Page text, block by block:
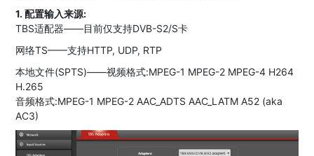
1. 配置输入来源:
TBS适配器——目前仅支持DVB-S2/S卡
网络TS——支持HTTP, UDP, RTP
本地文件(SPTS)——视频格式:MPEG-1 MPEG-2 MPEG-4 H264
H.265
音频格式:MPEG-1 MPEG-2 AAC_ADTS AAC_LATM A52 (aka
AC3)